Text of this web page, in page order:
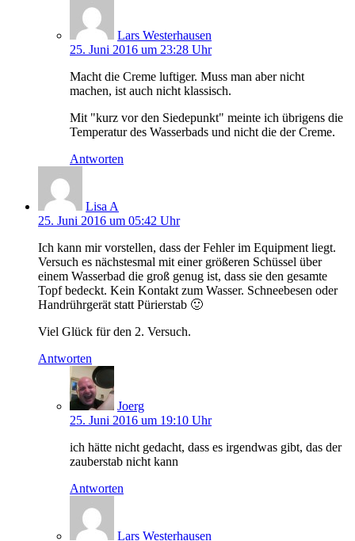
Lars Westerhausen
25. Juni 2016 um 23:28 Uhr
Macht die Creme luftiger. Muss man aber nicht
machen, ist auch nicht klassisch.
Mit "kurz vor den Siedepunkt" meinte ich übrigens die
Temperatur des Wasserbads und nicht die der Creme.
Antworten
Lisa A
25. Juni 2016 um 05:42 Uhr
Ich kann mir vorstellen, dass der Fehler im Equipment liegt.
Versuch es nächstesmal mit einer größeren Schüssel über
einem Wasserbad die groß genug ist, dass sie den gesamte
Topf bedeckt. Kein Kontakt zum Wasser. Schneebesen oder
Handrührgerät statt Pürierstab 🙂
Viel Glück für den 2. Versuch.
Antworten
Joerg
25. Juni 2016 um 19:10 Uhr
ich hätte nicht gedacht, dass es irgendwas gibt, das der
zauberstab nicht kann
Antworten
Lars Westerhausen